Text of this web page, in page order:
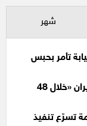
شهر
تأمر بحبس
بزشكيان: تصوروا أنهم سيُسقطون إيران «خلال 48
تسرّع تنفيذ